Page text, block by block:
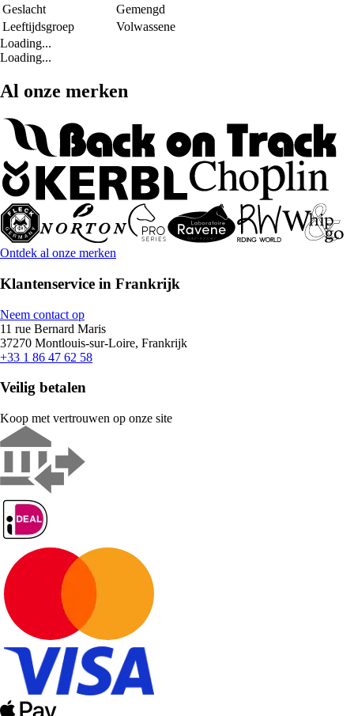
Geslacht
Gemengd
Leeftijdsgroep
Volwassene
Loading...
Loading...
Al onze merken
Ontdek al onze merken
Klantenservice in Frankrijk
Neem contact op
11 rue Bernard Maris
37270 Montlouis-sur-Loire, Frankrijk
+33 1 86 47 62 58
Veilig betalen
Koop met vertrouwen op onze site